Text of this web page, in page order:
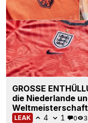
GROSSE
die Niederlande
LEAK 4 1 0